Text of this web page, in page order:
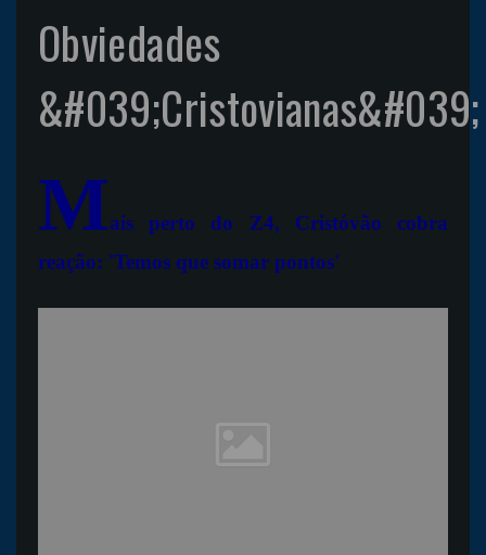
Obviedades
&#039;Cristovianas&#039;
Mais perto do Z4, Cristóvão cobra
reação: 'Temos que somar pontos'